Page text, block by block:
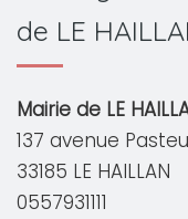
de LE
Mairie de LE
137 avenue
33185 LE HAILLAN
0557931111